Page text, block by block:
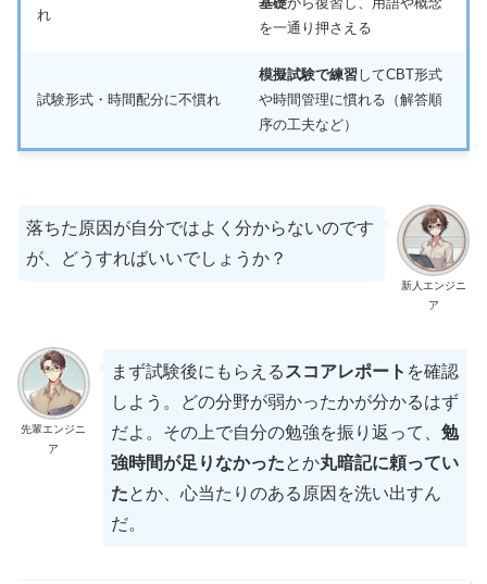
れ
を一通り押さえる
試験形式・時間配分に不慣れ
模擬試験で練習してCBT形式
や時間管理に慣れる（解答順
序の工夫など）
新人エンジニ
ア
落ちた原因が自分ではよく分からないのです
が、どうすればいいでしょうか？
先輩エンジニ
ア
まず試験後にもらえる スコアレポート を確認
しよう。どの分野が弱かったかが分かるはず
だよ。その上で自分の勉強を振り返って、 勉
強時間が足りなかったとか丸暗記に頼ってい
たとか、心当たりのある原因を洗い出すん
だ。